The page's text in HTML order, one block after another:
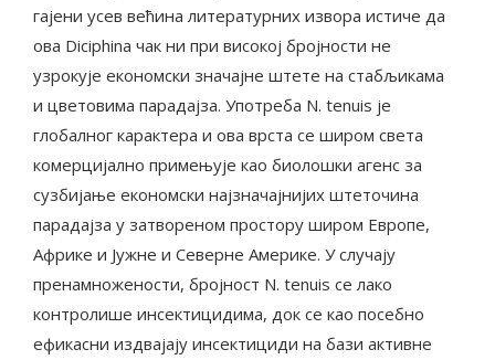
гајени усев већина литературних извора истиче да
ова Diciphina чак ни при високој бројности не
узрокује економски значајне штете на стабљикама
и цветовима парадајза. Употреба N. tenuis је
глобалног карактера и ова врста се широм света
комерцијално примењује као биолошки агенс за
сузбијање економски најзначајнијих штеточина
парадајза у затвореном простору широм Европе,
Африке и Јужне и Северне Америке. У случају
пренамножености, бројност N. tenuis се лако
контролише инсектицидима, док се као посебно
ефикасни издвајају инсектициди на бази активне